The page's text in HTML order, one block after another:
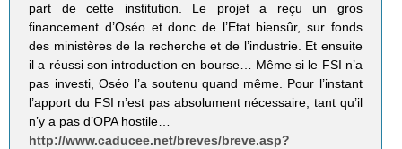
part de cette institution. Le projet a reçu un gros
financement d’Oséo et donc de l’Etat biensûr, sur fonds
des ministères de la recherche et de l’industrie. Et ensuite
il a réussi son introduction en bourse… Même si le FSI n’a
pas investi, Oséo l’a soutenu quand même. Pour l’instant
l’apport du FSI n’est pas absolument nécessaire, tant qu’il
n’y a pas d’OPA hostile…
http://www.caducee.net/breves/breve.asp?